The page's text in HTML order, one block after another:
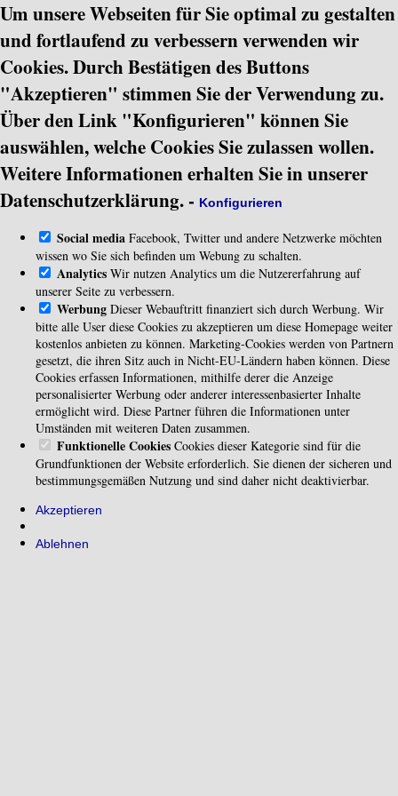
Um unsere Webseiten für Sie optimal zu gestalten
und fortlaufend zu verbessern verwenden wir
Cookies. Durch Bestätigen des Buttons
"Akzeptieren" stimmen Sie der Verwendung zu.
Über den Link "Konfigurieren" können Sie
auswählen, welche Cookies Sie zulassen wollen.
Weitere Informationen erhalten Sie in unserer
Datenschutzerklärung. - Konfigurieren
Social media Facebook, Twitter und andere Netzwerke möchten
wissen wo Sie sich befinden um Webung zu schalten.
Analytics Wir nutzen Analytics um die Nutzererfahrung auf
unserer Seite zu verbessern.
Werbung Dieser Webauftritt finanziert sich durch Werbung. Wir
bitte alle User diese Cookies zu akzeptieren um diese Homepage weiter
kostenlos anbieten zu können. Marketing-Cookies werden von Partnern
gesetzt, die ihren Sitz auch in Nicht-EU-Ländern haben können. Diese
Cookies erfassen Informationen, mithilfe derer die Anzeige
personalisierter Werbung oder anderer interessenbasierter Inhalte
ermöglicht wird. Diese Partner führen die Informationen unter
Umständen mit weiteren Daten zusammen.
Funktionelle Cookies Cookies dieser Kategorie sind für die
Grundfunktionen der Website erforderlich. Sie dienen der sicheren und
bestimmungsgemäßen Nutzung und sind daher nicht deaktivierbar.
Akzeptieren
Ablehnen